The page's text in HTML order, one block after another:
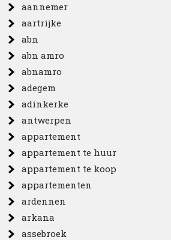
aannemer
aartrijke
abn
abn amro
abnamro
adegem
adinkerke
antwerpen
appartement
appartement te huur
appartement te koop
appartementen
ardennen
arkana
assebroek